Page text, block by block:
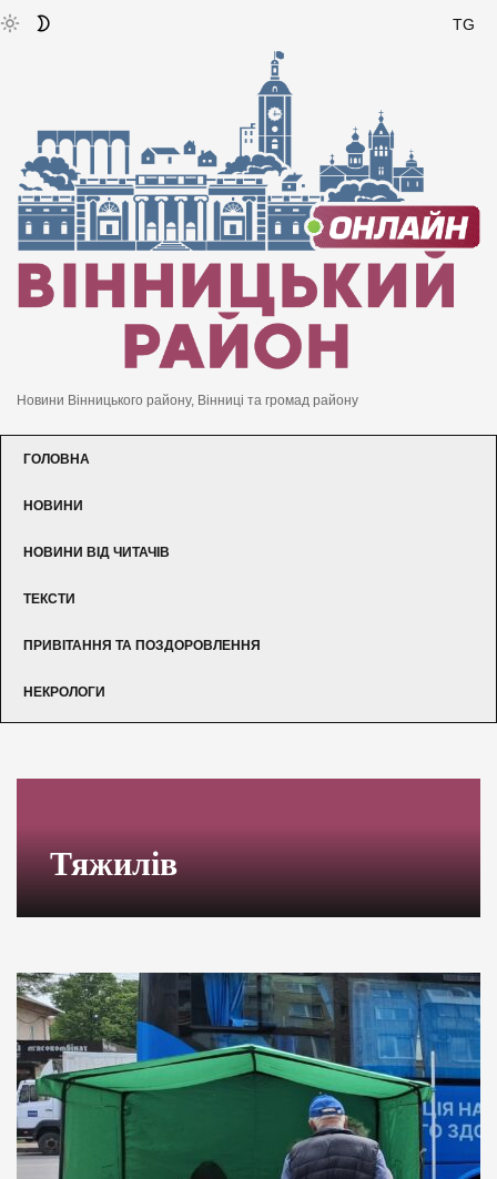
TG
Новини Вінницького району, Вінниці та громад району
ГОЛОВНА
НОВИНИ
НОВИНИ ВІД ЧИТАЧІВ
ТЕКСТИ
ПРИВІТАННЯ ТА ПОЗДОРОВЛЕННЯ
НЕКРОЛОГИ
Тяжилів